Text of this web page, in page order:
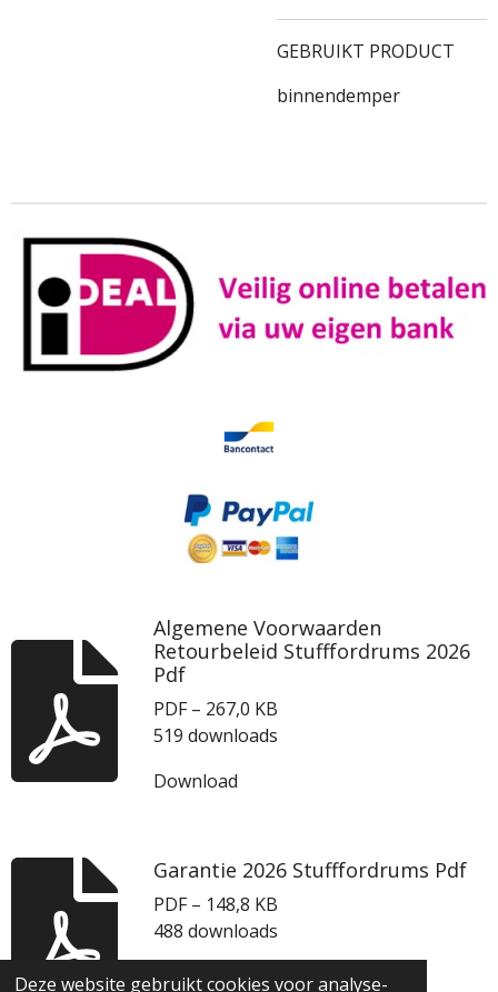
Deze website gebruikt cookies voor analyse-
GEBRUIKT PRODUCT
binnendemper
Algemene Voorwaarden
Retourbeleid Stufffordrums 2026
Pdf
PDF – 267,0 KB
519 downloads
Download
Garantie 2026 Stufffordrums Pdf
PDF – 148,8 KB
488 downloads
Download